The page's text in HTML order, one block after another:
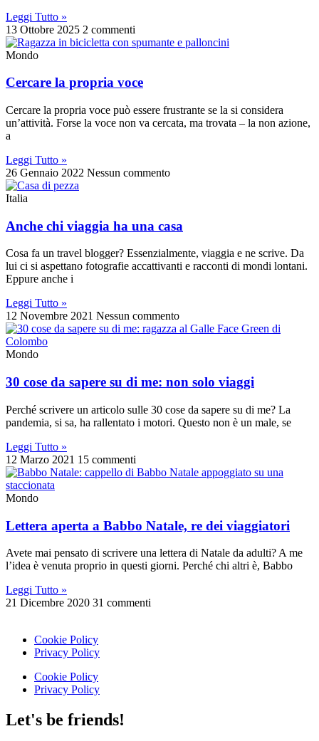
Leggi Tutto »
13 Ottobre 2025 2 commenti
Mondo
Cercare la propria voce
Cercare la propria voce può essere frustrante se la si considera
un’attività. Forse la voce non va cercata, ma trovata – la non azione,
a
Leggi Tutto »
26 Gennaio 2022 Nessun commento
Italia
Anche chi viaggia ha una casa
Cosa fa un travel blogger? Essenzialmente, viaggia e ne scrive. Da
lui ci si aspettano fotografie accattivanti e racconti di mondi lontani.
Eppure anche i
Leggi Tutto »
12 Novembre 2021 Nessun commento
Mondo
30 cose da sapere su di me: non solo viaggi
Perché scrivere un articolo sulle 30 cose da sapere su di me? La
pandemia, si sa, ha rallentato i motori. Questo non è un male, se
Leggi Tutto »
12 Marzo 2021 15 commenti
Mondo
Lettera aperta a Babbo Natale, re dei viaggiatori
Avete mai pensato di scrivere una lettera di Natale da adulti? A me
l’idea è venuta proprio in questi giorni. Perché chi altri è, Babbo
Leggi Tutto »
21 Dicembre 2020 31 commenti
Cookie Policy
Privacy Policy
Cookie Policy
Privacy Policy
Let's be friends!